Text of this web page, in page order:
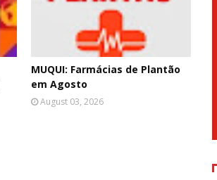
MUQUI: Farmácias de Plantão
em Agosto
August 03, 2026